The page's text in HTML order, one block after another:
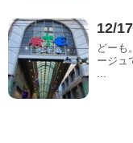
12/
どーも
ージュ